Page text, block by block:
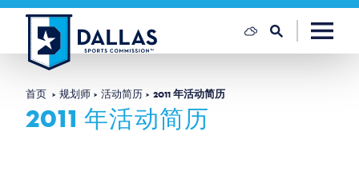
跳至内容
首页 规划师 活动简历 2011 年活动简历
2011 年活动简历